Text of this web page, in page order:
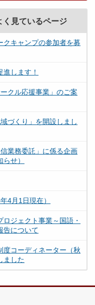
く見ているページ
クキャンプの参加者を募
します！
クル応援事業」のご案
づくり」を開設しまし
業務委託」に係る企画
せ）
4月1日現在）
ジェクト事業～国語・
告について
度コーディネーター（秋
ました